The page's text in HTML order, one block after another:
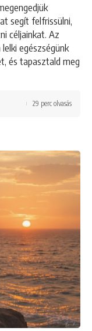
segít felfrissülni,
céljainkat. Az
egészségünk
és tapasztald meg
29 perc olvasás